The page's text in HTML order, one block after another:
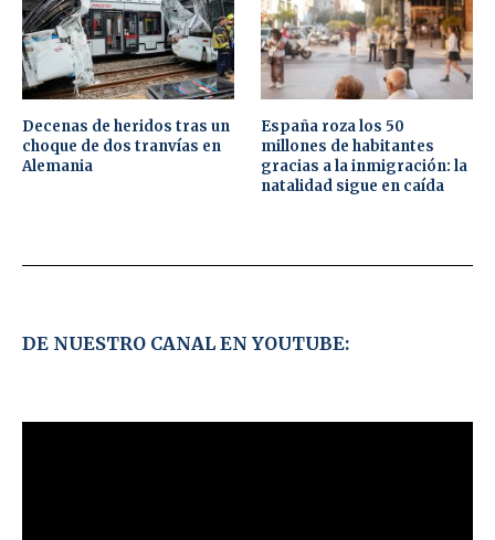
Decenas de heridos tras un
choque de dos tranvías en
Alemania
España roza los 50
millones de habitantes
gracias a la inmigración: la
natalidad sigue en caída
DE NUESTRO CANAL EN YOUTUBE: